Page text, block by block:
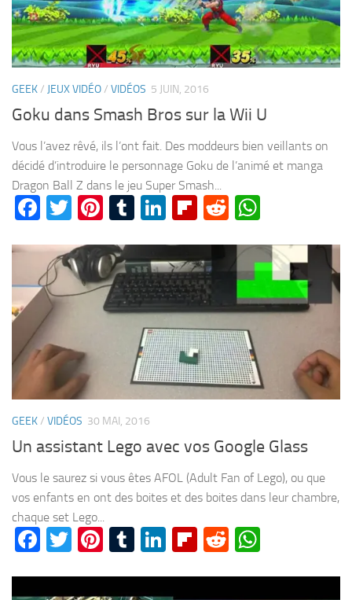
GEEK/ JEUX VIDÉO/ VIDÉOS 5 JUIN, 2016
Goku dans Smash Bros sur la Wii U
Vous l’avez rêvé, ils l’ont fait. Des moddeurs bien veillants on
décidé d’introduire le personnage Goku de l’animé et manga
Dragon Ball Z dans le jeu Super Smash...
Facebook
Twitter
Pinterest
Tumblr
LinkedIn
Flipboard
Reddit
GEEK/ VIDÉOS 30 MAI, 2016
Un assistant Lego avec vos Google Glass
Vous le saurez si vous êtes AFOL (Adult Fan of Lego), ou que
vos enfants en ont des boites et des boites dans leur chambre,
chaque set Lego...
Facebook
Twitter
Pinterest
Tumblr
LinkedIn
Flipboard
Reddit